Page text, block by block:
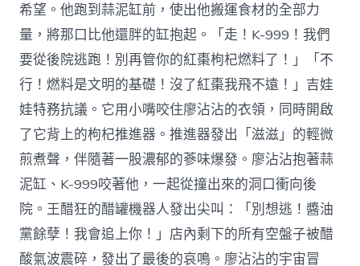
希望。他跑到蒜泥缸前，使出他搬運食材的全部力
量，將那口比他還胖的缸抱起。「走！K-999！我們
要從後院逃跑！別再管你的紅棗枸杞燃料了！」「不
行！燃料是文明的基礎！沒了紅棗我飛不遠！」吉娃
娃特務抗議。它用小嘴咬住廖沾沾的衣領，同時開啟
了它背上的枸杞推進器。推進器發出「滋滋」的輕微
煎煮聲，伴隨著一股濃郁的蔘味爆發。廖沾沾抱著蒜
泥缸、K-999咬著他，一起從撞出來的洞口衝向後
院。王醋狂的醋罐機器人發出尖叫：「別想逃！醬油
黨餘孽！我會追上你！」店內剩下的所有空盤子被醋
酸氣波震碎，發出了最後的哀鳴。廖沾沾的宇宙冒